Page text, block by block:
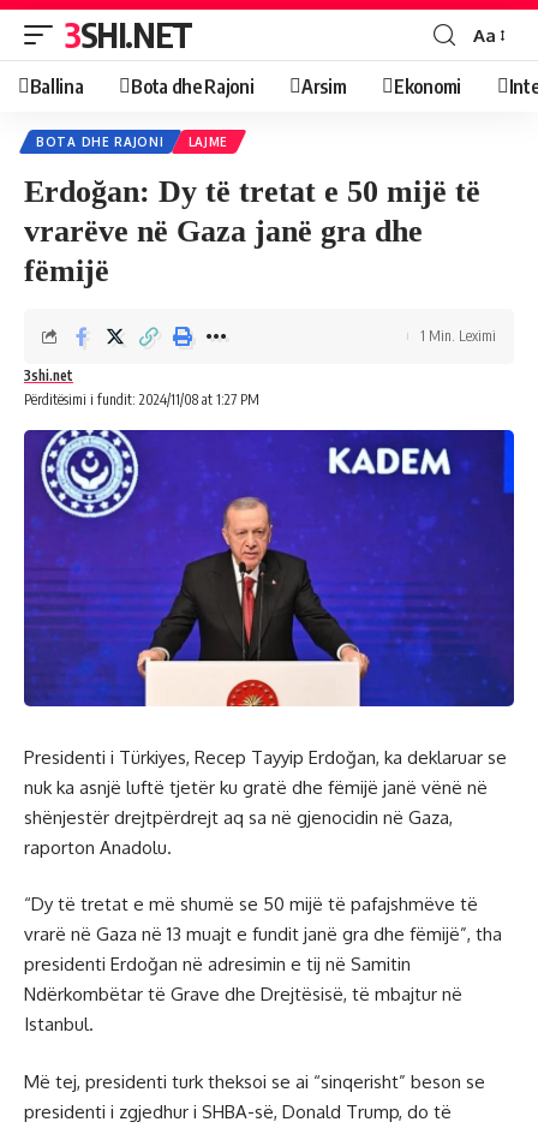
3SHI.NET Aa
Ballina Bota dhe Rajoni Arsim Ekonomi
BOTA DHE RAJONI LAJME
Erdoğan: Dy të tretat e 50 mijë të
vrarëve në Gaza janë gra dhe
fëmijë
Përditësimi i fundit: 2024/11/08 at 1:27 PM
3shi.net
1 Min. Leximi
Presidenti i Türkiyes, Recep Tayyip Erdoğan, ka deklaruar se
nuk ka asnjë luftë tjetër ku gratë dhe fëmijë janë vënë në
shënjestër drejtpërdrejt aq sa në gjenocidin në Gaza,
raporton Anadolu.
“Dy të tretat e më shumë se 50 mijë të pafajshmëve të
vrarë në Gaza në 13 muajt e fundit janë gra dhe fëmijë”, tha
presidenti Erdoğan në adresimin e tij në Samitin
Ndërkombëtar të Grave dhe Drejtësisë, të mbajtur në
Istanbul.
Më tej, presidenti turk theksoi se ai “sinqerisht” beson se
presidenti i zgjedhur i SHBA-së, Donald Trump, do të